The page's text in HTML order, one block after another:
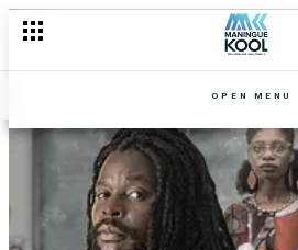
OPEN MENU